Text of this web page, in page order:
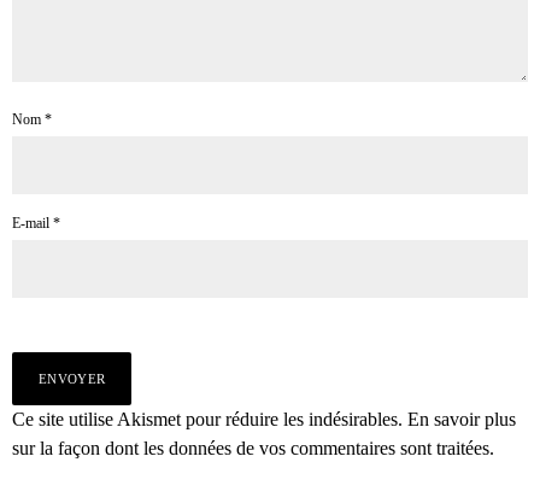
Nom *
E-mail *
Ce site utilise Akismet pour réduire les indésirables. En savoir plus
sur la façon dont les données de vos commentaires sont traitées.